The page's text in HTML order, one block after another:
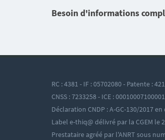
Besoin d'informations
RC : 4381 - IF : 05702080 - Patente :
CNSS : 7233258 - ICE :
Déclaration CNDP : A-GC-130/2017
Label e-thiq@ délivré par la CGEM le
Prestataire agréé par l'ANRT sous